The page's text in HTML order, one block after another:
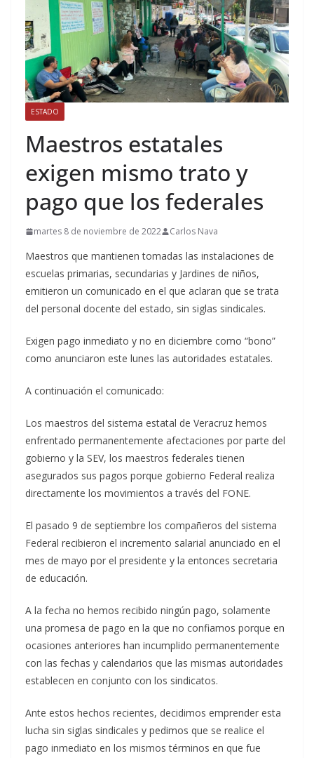
ESTADO
Maestros estatales
exigen mismo trato y
pago que los federales
martes 8 de noviembre de 2022 Carlos Nava
Maestros que mantienen tomadas las instalaciones de
escuelas primarias, secundarias y Jardines de niños,
emitieron un comunicado en el que aclaran que se trata
del personal docente del estado, sin siglas sindicales.
Exigen pago inmediato y no en diciembre como “bono”
como anunciaron este lunes las autoridades estatales.
A continuación el comunicado:
Los maestros del sistema estatal de Veracruz hemos
enfrentado permanentemente afectaciones por parte del
gobierno y la SEV, los maestros federales tienen
asegurados sus pagos porque gobierno Federal realiza
directamente los movimientos a través del FONE.
El pasado 9 de septiembre los compañeros del sistema
Federal recibieron el incremento salarial anunciado en el
mes de mayo por el presidente y la entonces secretaria
de educación.
A la fecha no hemos recibido ningún pago, solamente
una promesa de pago en la que no confiamos porque en
ocasiones anteriores han incumplido permanentemente
con las fechas y calendarios que las mismas autoridades
establecen en conjunto con los sindicatos.
Ante estos hechos recientes, decidimos emprender esta
lucha sin siglas sindicales y pedimos que se realice el
pago inmediato en los mismos términos en que fue